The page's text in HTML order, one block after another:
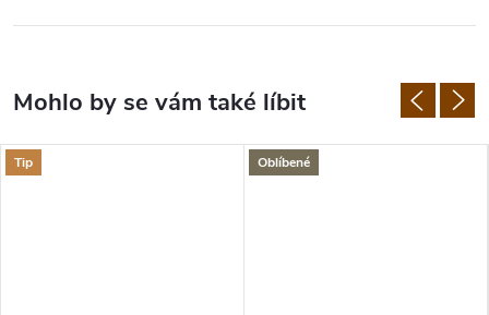
Tip Oblíbené